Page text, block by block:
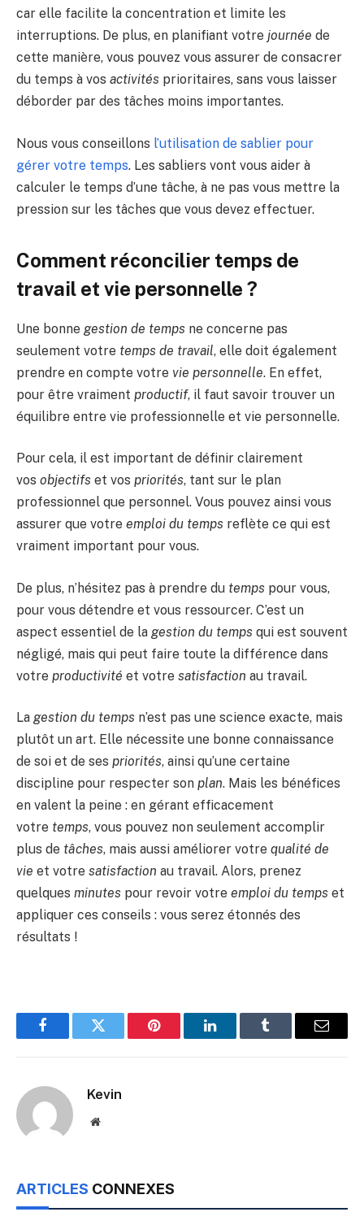
car elle facilite la concentration et limite les
interruptions. De plus, en planifiant votre journée de
cette manière, vous pouvez vous assurer de consacrer
du temps à vos activités prioritaires, sans vous laisser
déborder par des tâches moins importantes.
Nous vous conseillons l’utilisation de sablier pour
gérer votre temps. Les sabliers vont vous aider à
calculer le temps d’une tâche, à ne pas vous mettre la
pression sur les tâches que vous devez effectuer.
Comment réconcilier temps de
travail et vie personnelle ?
Une bonne gestion de temps ne concerne pas
seulement votre temps de travail, elle doit également
prendre en compte votre vie personnelle. En effet,
pour être vraiment productif, il faut savoir trouver un
équilibre entre vie professionnelle et vie personnelle.
Pour cela, il est important de définir clairement
vos objectifs et vos priorités, tant sur le plan
professionnel que personnel. Vous pouvez ainsi vous
assurer que votre emploi du temps reflète ce qui est
vraiment important pour vous.
De plus, n’hésitez pas à prendre du temps pour vous,
pour vous détendre et vous ressourcer. C’est un
aspect essentiel de la gestion du temps qui est souvent
négligé, mais qui peut faire toute la différence dans
votre productivité et votre satisfaction au travail.
La gestion du temps n’est pas une science exacte, mais
plutôt un art. Elle nécessite une bonne connaissance
de soi et de ses priorités, ainsi qu’une certaine
discipline pour respecter son plan. Mais les bénéfices
en valent la peine : en gérant efficacement
votre temps, vous pouvez non seulement accomplir
plus de tâches, mais aussi améliorer votre qualité de
vie et votre satisfaction au travail. Alors, prenez
quelques minutes pour revoir votre emploi du temps et
appliquer ces conseils : vous serez étonnés des
résultats !
FacebookTwitter Pinterest LinkedInTumblr Email
Kevin
Website
ARTICLES CONNEXES